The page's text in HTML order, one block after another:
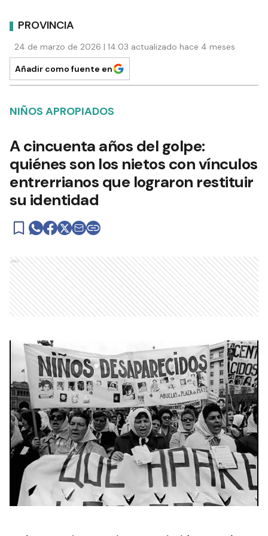
PROVINCIA
24 de marzo de 2026 | 14:03 actualizado hace 4 meses
Añadir como fuente en
NIÑOS APROPIADOS
A cincuenta años del golpe:
quiénes son los nietos con vínculos
entrerrianos que lograron restituir
su identidad
Ads